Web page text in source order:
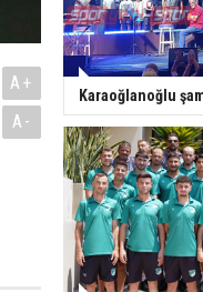
A+
A-
Karaoğlanoğlu